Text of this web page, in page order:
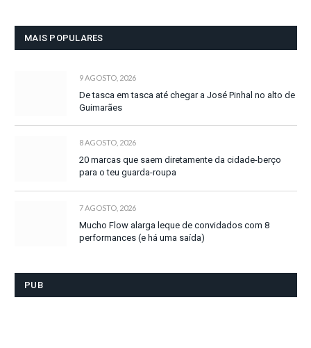
MAIS POPULARES
9 AGOSTO, 2026
De tasca em tasca até chegar a José Pinhal no alto de
Guimarães
8 AGOSTO, 2026
20 marcas que saem diretamente da cidade-berço
para o teu guarda-roupa
7 AGOSTO, 2026
Mucho Flow alarga leque de convidados com 8
performances (e há uma saída)
PUB